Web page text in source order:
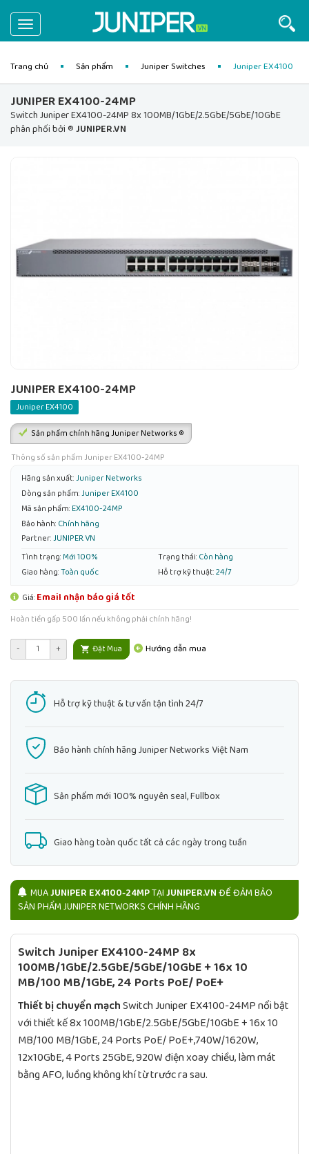
Toggle
navigation
Trang chủ Sản phẩm Juniper Switches Juniper EX4100
JUNIPER EX4100-24MP
Switch Juniper EX4100-24MP 8x 100MB/1GbE/2.5GbE/5GbE/10GbE
phân phối bởi ®JUNIPER.VN
JUNIPER EX4100-24MP
Juniper EX4100
Sản phẩm chính hãng Juniper Networks ®
Thông số sản phẩm Juniper EX4100-24MP
Hãng sản xuất:Juniper Networks
Dòng sản phẩm:Juniper EX4100
Mã sản phẩm: EX4100-24MP
Bảo hành: Chính hãng
Partner:JUNIPER.VN
Tình trạng: Mới 100% Trạng thái: Còn hàng
Giao hàng:Toàn quốc Hỗ trợ kỹ thuật:24/7
Giá: Email nhận báo giá tốt
Hoàn tiền gấp 500 lần nếu không phải chính hãng!
- + Đặt Mua Hướng dẫn mua
Hỗ trợ kỹ thuật & tư vấn tận tình 24/7
Bảo hành chính hãng Juniper Networks Việt Nam
Sản phẩm mới 100% nguyên seal, Fullbox
Giao hàng toàn quốc tất cả các ngày trong tuần
MUAJUNIPER EX4100-24MPTẠIJUNIPER.VNĐỂ ĐẢM BẢO
SẢN PHẨM JUNIPER NETWORKS CHÍNH HÃNG
Switch Juniper EX4100-24MP 8x
100MB/1GbE/2.5GbE/5GbE/10GbE + 16x 10
MB/100 MB/1GbE, 24 Ports PoE/ PoE+
Thiết bị chuyển mạchSwitch Juniper EX4100-24MP nổi bật
với thiết kế 8x 100MB/1GbE/2.5GbE/5GbE/10GbE + 16x 10
MB/100 MB/1GbE, 24 Ports PoE/ PoE+,740W/1620W,
12x10GbE, 4 Ports 25GbE, 920W điện xoay chiều, làm mát
bằng AFO, luồng không khí từ trước ra sau.